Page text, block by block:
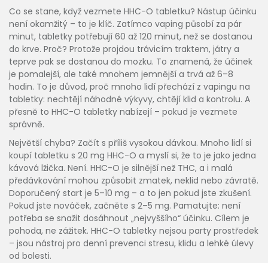
Co se stane, když vezmete HHC-O tabletku? Nástup účinku
není okamžitý – to je klíč. Zatímco vaping působí za pár
minut, tabletky potřebují 60 až 120 minut, než se dostanou
do krve. Proč? Protože projdou trávicím traktem, játry a
teprve pak se dostanou do mozku. To znamená, že účinek
je pomalejší, ale také mnohem jemnější a trvá až 6–8
hodin. To je důvod, proč mnoho lidí přechází z vapingu na
tabletky: nechtějí náhodné výkyvy, chtějí klid a kontrolu. A
přesně to HHC-O tabletky nabízejí – pokud je vezmete
správně.
Největší chyba? Začít s příliš vysokou dávkou. Mnoho lidí si
koupí tabletku s 20 mg HHC-O a myslí si, že to je jako jedna
kávová lžička. Není. HHC-O je silnější než THC, a i malá
předávkování mohou způsobit zmatek, neklid nebo závratě.
Doporučený start je 5–10 mg – a to jen pokud jste zkušení.
Pokud jste nováček, začněte s 2–5 mg. Pamatujte: není
potřeba se snažit dosáhnout „nejvyššího“ účinku. Cílem je
pohoda, ne zážitek. HHC-O tabletky nejsou party prostředek
– jsou nástroj pro denní prevenci stresu, klidu a lehké úlevy
od bolesti.